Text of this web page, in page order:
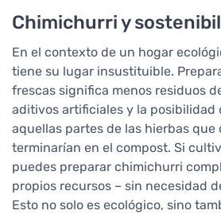
Chimichurri y
En el contexto de un hogar
tiene su lugar insustituible.
frescas significa menos residuos
aditivos artificiales y la posibilidad
aquellas partes de las hierbas que
terminarían en el compost. Si
puedes preparar chimichurri
propios recursos – sin necesidad
Esto no solo es ecológico, sino